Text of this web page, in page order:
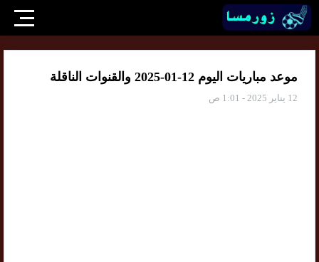
موعد مباريات اليوم 12-01-2025 والقنوات الناقلة
12 يناير 2025 - 1:01 ص